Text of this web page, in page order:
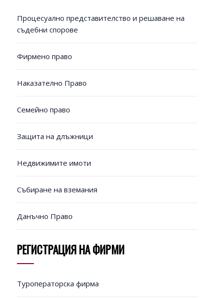
Процесуално представителство и решаване на
съдебни спорове
Фирмено право
Наказателно Право
Семейно право
Защита на длъжници
Недвижимите имоти
Събиране на вземания
Данъчно Право
РЕГИСТРАЦИЯ НА ФИРМИ
Туроператорска фирма